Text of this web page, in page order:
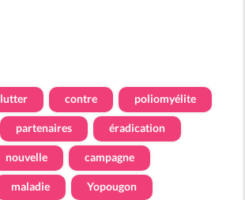
lutter contre poliomyélite
partenaires éradication
nouvelle campagne
maladie Yopougon